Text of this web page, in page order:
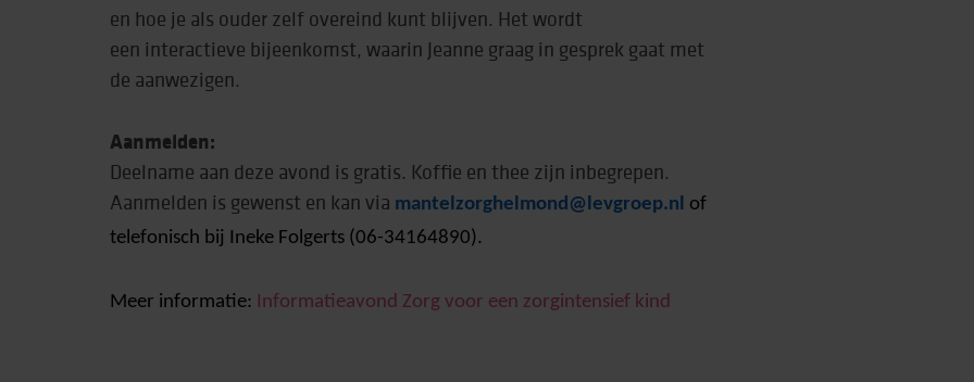
en hoe je als ouder zelf overeind kunt blijven. Het wordt
een interactieve bijeenkomst, waarin Jeanne graag in gesprek gaat met
de aanwezigen.
Aanmelden:
Deelname aan deze avond is gratis. Koffie en thee zijn inbegrepen.
Aanmelden is gewenst en kan via mantelzorghelmond@levgroep.nl of
telefonisch bij Ineke Folgerts (06-34164890).
Meer informatie: Informatieavond Zorg voor een zorgintensief kind